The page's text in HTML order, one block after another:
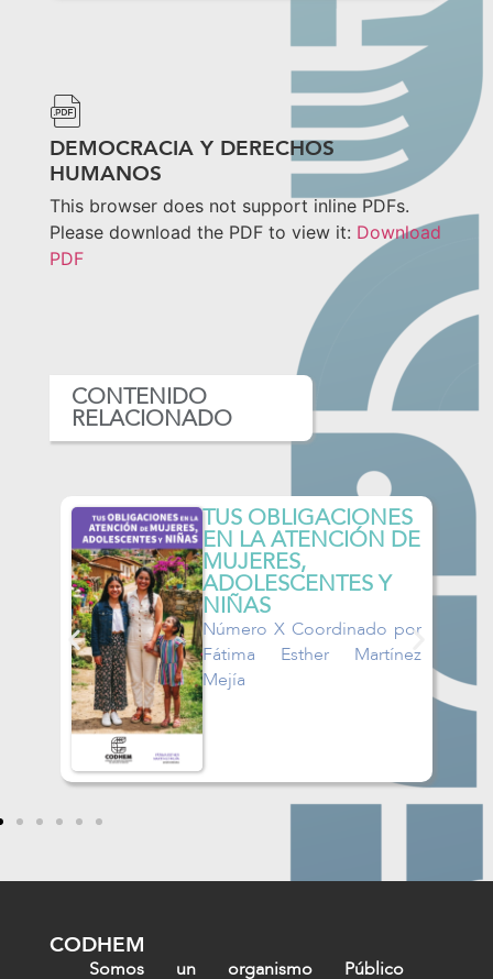
DEMOCRACIA Y DERECHOS
HUMANOS
This browser does not support inline PDFs.
Please download the PDF to view it: Download
PDF
CONTENIDO
RELACIONADO
OBLIGACIONES
LA ATENCIÓN DE
Y
X Coordinado por
Esther Martínez
TUS
LA
NIÑAS
Número X
María
Guzmán
CODHEM
Somos un organismo Público